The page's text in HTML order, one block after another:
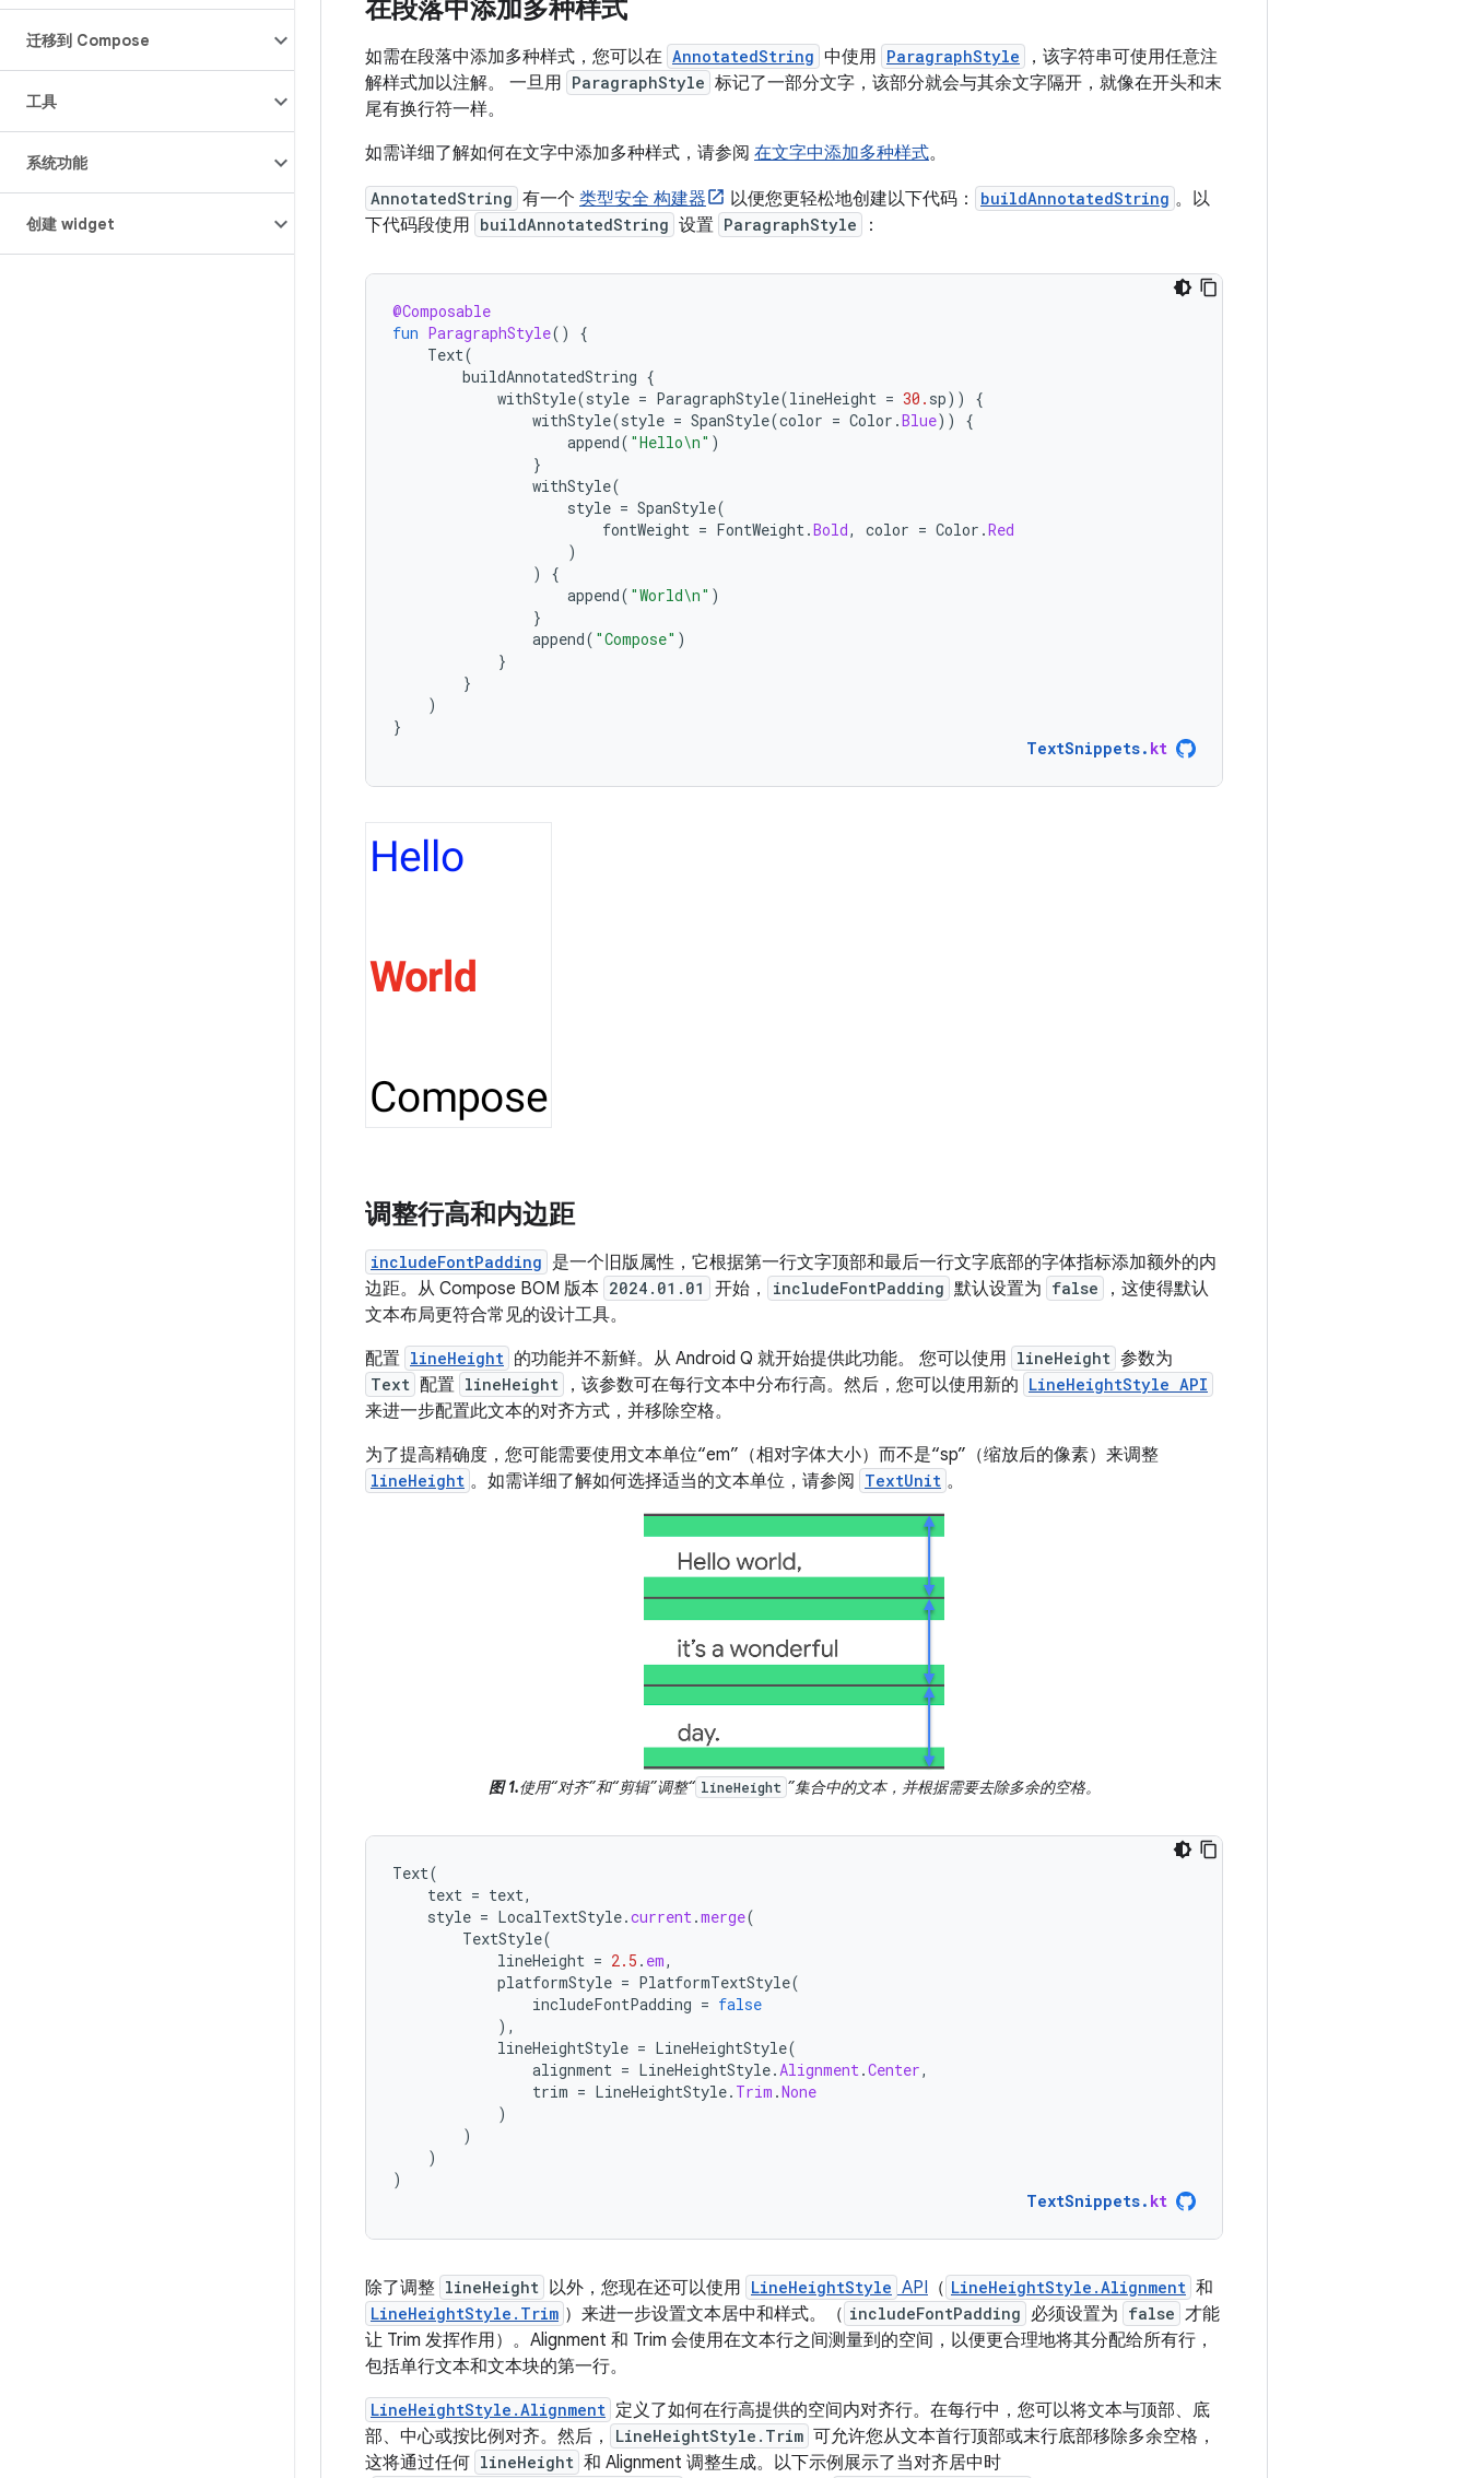
迁移到 Compose
工具
系统功能
创建 widget
在段落中添加多种样式
如需在段落中添加多种样式，您可以在 AnnotatedString 中使用 ParagraphStyle
，该字符串可使用任意注
解样式加以注解。 一旦用 ParagraphStyle 标记了一部分文字，该部分就会与其余文字隔开，就像在开头和末
尾有换行符一样。
如需详细了解如何在文字中添加多种样式，请参阅 在文字中添加多种样式。
AnnotatedString 有一个 类型安全 构建器 以便您更轻松地创建以下代码： buildAnnotatedString 。以
下代码段使用 buildAnnotatedString 设置 ParagraphStyle ：
@Composable
fun ParagraphStyle()
{
Text(
buildAnnotatedString {
withStyle(style = ParagraphStyle(lineHeight = 30. sp))
{
withStyle(style = SpanStyle(color = Color .Blue))
{
append( "Hello\n" )
}
withStyle(
style = SpanStyle(
fontWeight = FontWeight.Bold, color = Color .Red
)
)
{
append( "World\n" )
}
append( "Compose" )
}
}
)
}
TextSnippets. kt
调整行高和内边距
includeFontPadding 是一个旧版属性，它根据第一行文字顶部和最后一行文字底部的字体指标添加额外的内
边距。从 Compose BOM 版本 2024.01.01 开始， includeFontPadding 默认设置为 false
，这使得默认
文本布局更符合常见的设计工具。
配置 lineHeight 的功能并不新鲜。从 Android Q 就开始提供此功能。 您可以使用 lineHeight 参数为
Text 配置 lineHeight ，该参数可在每行文本中分布行高。然后，您可以使用新的 LineHeightStyle API
来进一步配置此文本的对齐方式，并移除空格。
为了提高精确度，您可能需要使用文本单位“em”（相对字体大小）而不是“sp”（缩放后的像素）来调整
lineHeight 。如需详细了解如何选择适当的文本单位，请参阅 TextUnit 。
图 1.使用“对齐”和“剪辑”调整“ lineHeight ”集合中的文本，并根据需要去除多余的空格。
Text(
text = text,
style = LocalTextStyle.current .merge(
TextStyle(
lineHeight = 2.5 . em,
platformStyle = PlatformTextStyle(
includeFontPadding = false
),
lineHeightStyle = LineHeightStyle(
alignment = LineHeightStyle. Alignment .Center,
trim = LineHeightStyle. Trim .None
)
)
)
)
TextSnippets. kt
除了调整 lineHeight 以外，您现在还可以使用 LineHeightStyle API （ LineHeightStyle.Alignment 和
LineHeightStyle.Trim ）来进一步设置文本居中和样式。（ includeFontPadding 必须设置为 false 才能
让 Trim 发挥作用）。Alignment 和 Trim 会使用在文本行之间测量到的空间，以便更合理地将其分配给所有行，
包括单行文本和文本块的第一行。
LineHeightStyle.Alignment 定义了如何在行高提供的空间内对齐行。在每行中，您可以将文本与顶部、底
部、中心或按比例对齐。然后，
LineHeightStyle.Trim 可允许您从文本首行顶部或末行底部移除多余空格，
这将通过任何 lineHeight 和 Alignment 调整生成。以下示例展示了当对齐居中时